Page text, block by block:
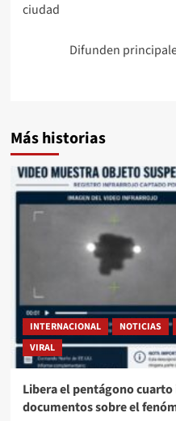
ciudad
Difunden
Más historias
INTERNACIONAL NOTICIAS
VIRAL
Libera el pentágono
documentos sobre el